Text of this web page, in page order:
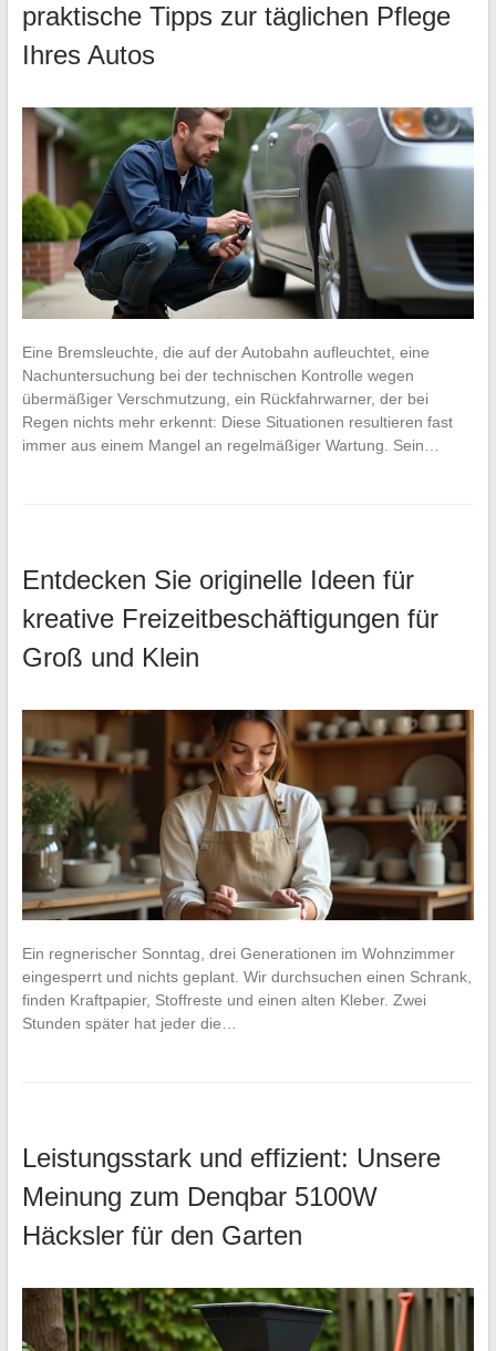
praktische Tipps zur täglichen Pflege
Ihres Autos
Eine Bremsleuchte, die auf der Autobahn aufleuchtet, eine
Nachuntersuchung bei der technischen Kontrolle wegen
übermäßiger Verschmutzung, ein Rückfahrwarner, der bei
Regen nichts mehr erkennt: Diese Situationen resultieren fast
immer aus einem Mangel an regelmäßiger Wartung. Sein…
Entdecken Sie originelle Ideen für
kreative Freizeitbeschäftigungen für
Groß und Klein
Ein regnerischer Sonntag, drei Generationen im Wohnzimmer
eingesperrt und nichts geplant. Wir durchsuchen einen Schrank,
finden Kraftpapier, Stoffreste und einen alten Kleber. Zwei
Stunden später hat jeder die…
Leistungsstark und effizient: Unsere
Meinung zum Denqbar 5100W
Häcksler für den Garten